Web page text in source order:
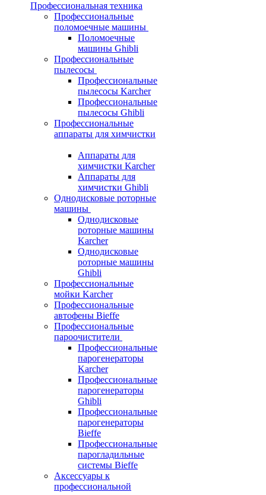
Профессиональная техника
Профессиональные
поломоечные машины
Поломоечные
машины Ghibli
Профессиональные
пылесосы
Профессиональные
пылесосы Karcher
Профессиональные
пылесосы Ghibli
Профессиональные
аппараты для химчистки
Аппараты для
химчистки Karcher
Аппараты для
химчистки Ghibli
Однодисковые роторные
машины
Однодисковые
роторные машины
Karcher
Однодисковые
роторные машины
Ghibli
Профессиональные
мойки Karcher
Профессиональные
автофены Bieffe
Профессиональные
пароочистители
Профессиональные
парогенераторы
Karcher
Профессиональные
парогенераторы
Ghibli
Профессиональные
парогенераторы
Bieffe
Профессиональные
парогладильные
системы Bieffe
Аксессуары к
профессиональной